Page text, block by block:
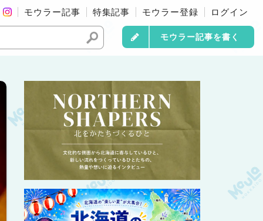
モウラー記事 特集記事 モウラー登録 ログイン
モウラー記事を書く